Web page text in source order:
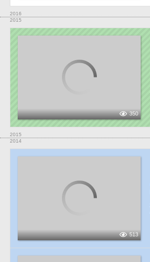
2016
2015
350
2015
2014
513